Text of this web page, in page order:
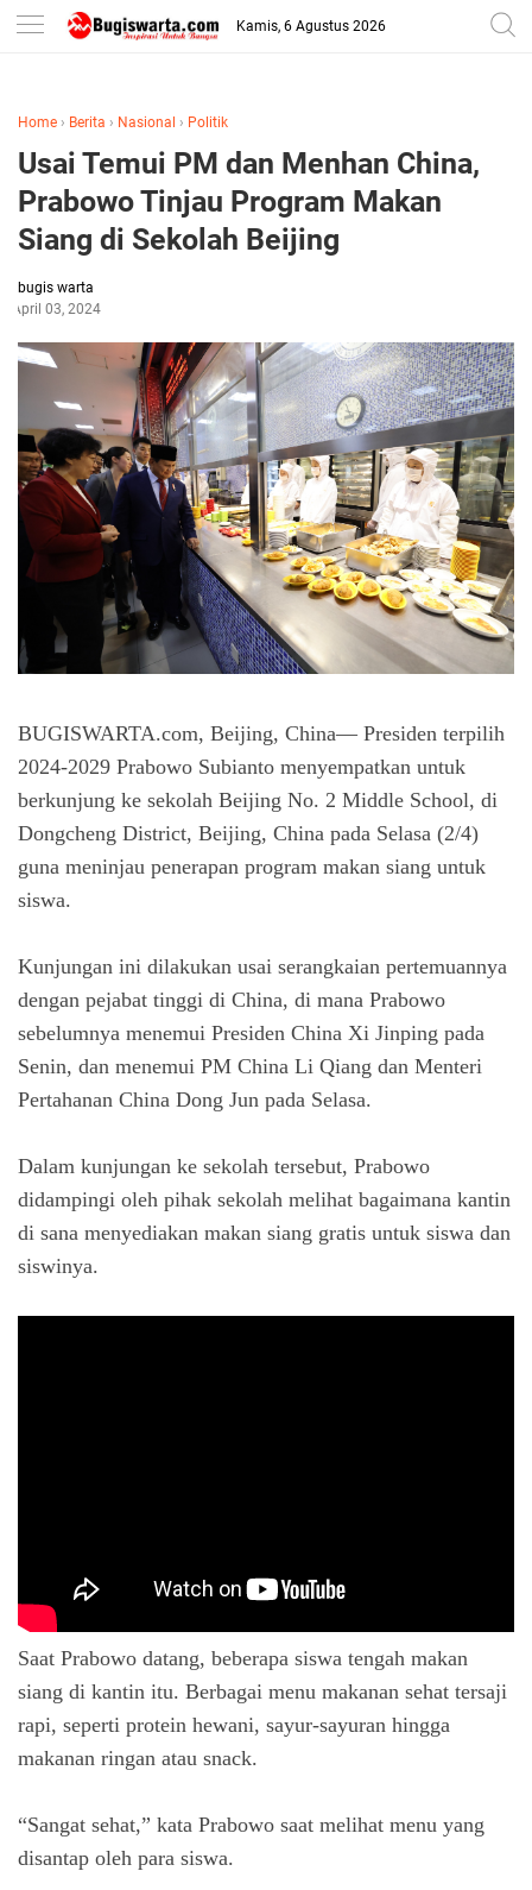
-->
Kamis, 6 Agustus 2026
Home › Berita › Nasional › Politik
Usai Temui PM dan Menhan China,
Prabowo Tinjau Program Makan
Siang di Sekolah Beijing
bugis warta
April 03, 2024
BUGISWARTA.com, Beijing, China— Presiden terpilih
2024-2029 Prabowo Subianto menyempatkan untuk
berkunjung ke sekolah Beijing No. 2 Middle School, di
Dongcheng District, Beijing, China pada Selasa (2/4)
guna meninjau penerapan program makan siang untuk
siswa.
Kunjungan ini dilakukan usai serangkaian pertemuannya
dengan pejabat tinggi di China, di mana Prabowo
sebelumnya menemui Presiden China Xi Jinping pada
Senin, dan menemui PM China Li Qiang dan Menteri
Pertahanan China Dong Jun pada Selasa.
Dalam kunjungan ke sekolah tersebut, Prabowo
didampingi oleh pihak sekolah melihat bagaimana kantin
di sana menyediakan makan siang gratis untuk siswa dan
siswinya.
Saat Prabowo datang, beberapa siswa tengah makan
siang di kantin itu. Berbagai menu makanan sehat tersaji
rapi, seperti protein hewani, sayur-sayuran hingga
makanan ringan atau snack.
“Sangat sehat,” kata Prabowo saat melihat menu yang
disantap oleh para siswa.